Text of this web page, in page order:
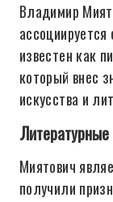
Владимир
известен как
который внес
искусства и
Миятович
получили